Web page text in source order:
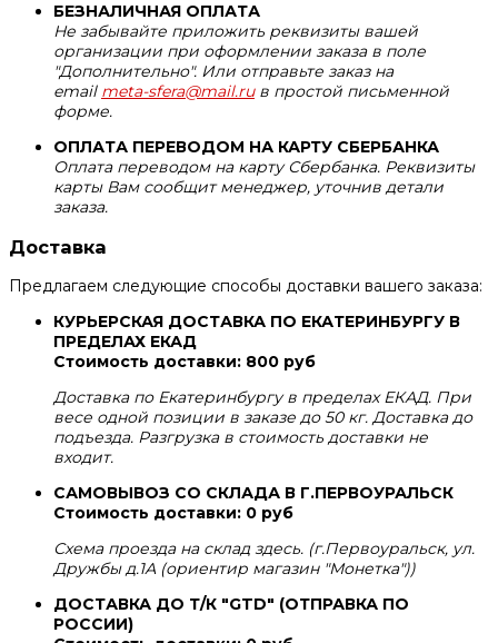
БЕЗНАЛИЧНАЯ ОПЛАТА
Не забывайте приложить реквизиты вашей
организации при оформлении заказа в поле
"Дополнительно". Или отправьте заказ на
email meta-sfera@mail.ruв простой письменной
форме.
ОПЛАТА ПЕРЕВОДОМ НА КАРТУ СБЕРБАНКА
Оплата переводом на карту Сбербанка. Реквизиты
карты Вам сообщит менеджер, уточнив детали
заказа.
Доставка
Предлагаем следующие способы доставки вашего заказа:
КУРЬЕРСКАЯ ДОСТАВКА ПО ЕКАТЕРИНБУРГУ В
ПРЕДЕЛАХ ЕКАД
Стоимость доставки: 800 руб
Доставка по Екатеринбургу в пределах ЕКАД. При
весе одной позиции в заказе до 50 кг. Доставка до
подъезда. Разгрузка в стоимость доставки не
входит.
САМОВЫВОЗ СО СКЛАДА В Г.ПЕРВОУРАЛЬСК
Стоимость доставки: 0 руб
Схема проезда на склад здесь. (г.Первоуральск, ул.
Дружбы д.1А (ориентир магазин "Монетка"))
ДОСТАВКА ДО Т/К "GTD" (ОТПРАВКА ПО
РОССИИ)